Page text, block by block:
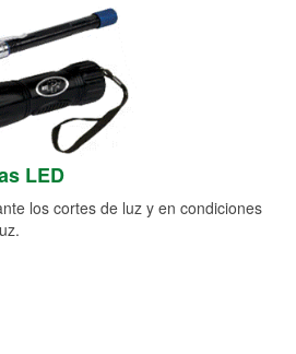
LED
los cortes de luz y en condiciones